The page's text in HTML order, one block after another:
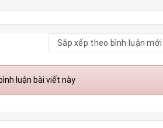
luận bài viết này